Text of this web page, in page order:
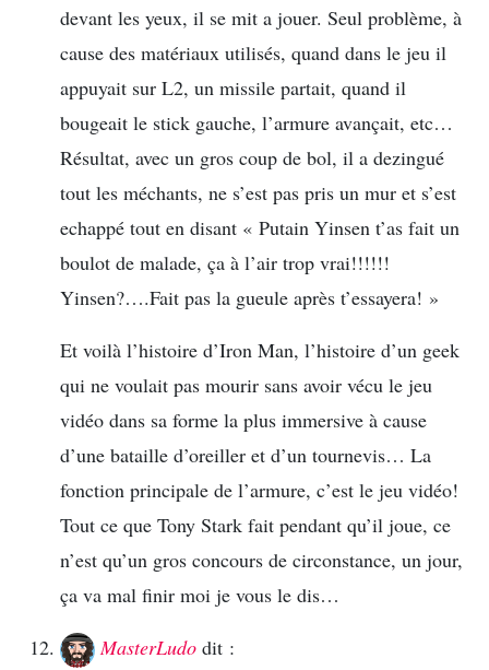
devant les yeux, il se mit a jouer. Seul problème, à
cause des matériaux utilisés, quand dans le jeu il
appuyait sur L2, un missile partait, quand il
bougeait le stick gauche, l’armure avançait, etc…
Résultat, avec un gros coup de bol, il a dezingué
tout les méchants, ne s’est pas pris un mur et s’est
echappé tout en disant « Putain Yinsen t’as fait un
boulot de malade, ça à l’air trop vrai!!!!!!
Yinsen?….Fait pas la gueule après t’essayera! »
Et voilà l’histoire d’Iron Man, l’histoire d’un geek
qui ne voulait pas mourir sans avoir vécu le jeu
vidéo dans sa forme la plus immersive à cause
d’une bataille d’oreiller et d’un tournevis… La
fonction principale de l’armure, c’est le jeu vidéo!
Tout ce que Tony Stark fait pendant qu’il joue, ce
n’est qu’un gros concours de circonstance, un jour,
ça va mal finir moi je vous le dis…
MasterLudo dit :